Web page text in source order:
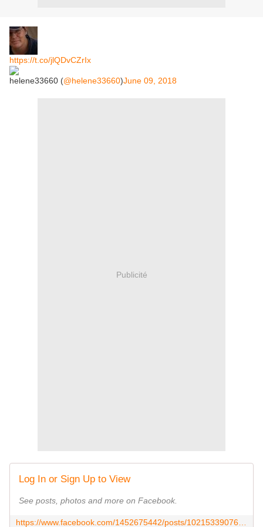
https://t.co/jlQDvCZrIx
helene33660 (@helene33660)June 09, 2018
Publicité
Log In or Sign Up to View
See posts, photos and more on Facebook.